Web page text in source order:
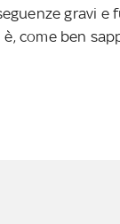
gravi
come ben